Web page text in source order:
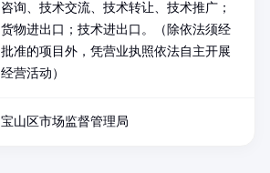
咨询、技术交流、技术转让、技术推广；
货物进出口；技术进出口。（除依法须经
批准的项目外，凭营业执照依法自主开展
经营活动）
宝山区市场监督管理局